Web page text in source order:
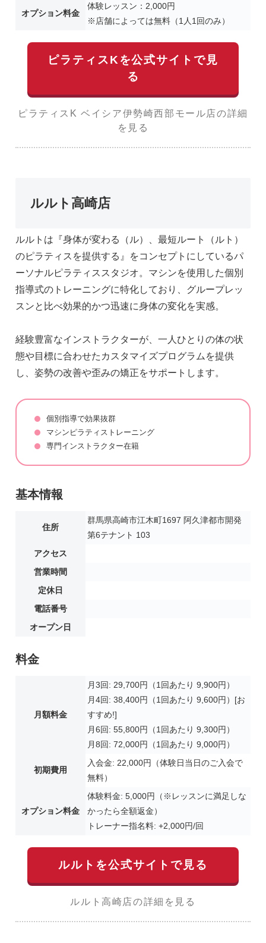
オプション料金
体験レッスン：2,000円
※店舗によっては無料（1人1回のみ）
ピラティスKを公式サイトで見
る
ピラティスK ベイシア伊勢崎西部モール店の詳細
を見る
ルルト高崎店
ルルトは『身体が変わる（ル）、最短ルート（ルト）
のピラティスを提供する』をコンセプトにしているパ
ーソナルピラティススタジオ。マシンを使用した個別
指導式のトレーニングに特化しており、グループレッ
スンと比べ効果的かつ迅速に身体の変化を実感。
経験豊富なインストラクターが、一人ひとりの体の状
態や目標に合わせたカスタマイズプログラムを提供
し、姿勢の改善や歪みの矯正をサポートします。
個別指導で効果抜群
マシンピラティストレーニング
専門インストラクター在籍
基本情報
住所
群馬県高崎市江木町1697 阿久津都市開発
第6テナント 103
アクセス
営業時間
定休日
電話番号
オープン日
料金
月額料金
月3回: 29,700円（1回あたり 9,900円）
月4回: 38,400円（1回あたり 9,600円）[お
すすめ!]
月6回: 55,800円（1回あたり 9,300円）
月8回: 72,000円（1回あたり 9,000円）
初期費用
入会金: 22,000円（体験日当日のご入会で
無料）
オプション料金
体験料金: 5,000円（※レッスンに満足しな
かったら全額返金）
トレーナー指名料: +2,000円/回
ルルトを公式サイトで見る
ルルト高崎店の詳細を見る